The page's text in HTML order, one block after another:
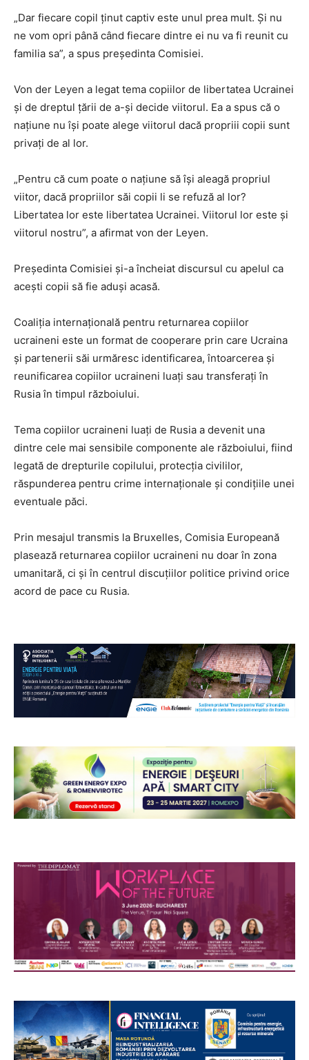
„Dar fiecare copil ținut captiv este unul prea mult. Și nu
ne vom opri până când fiecare dintre ei nu va fi reunit cu
familia sa”, a spus președinta Comisiei.
Von der Leyen a legat tema copiilor de libertatea Ucrainei
și de dreptul țării de a-și decide viitorul. Ea a spus că o
națiune nu își poate alege viitorul dacă propriii copii sunt
privați de al lor.
„Pentru că cum poate o națiune să își aleagă propriul
viitor, dacă propriilor săi copii li se refuză al lor?
Libertatea lor este libertatea Ucrainei. Viitorul lor este și
viitorul nostru”, a afirmat von der Leyen.
Președinta Comisiei și-a încheiat discursul cu apelul ca
acești copii să fie aduși acasă.
Coaliția internațională pentru returnarea copiilor
ucraineni este un format de cooperare prin care Ucraina
și partenerii săi urmăresc identificarea, întoarcerea și
reunificarea copiilor ucraineni luați sau transferați în
Rusia în timpul războiului.
Tema copiilor ucraineni luați de Rusia a devenit una
dintre cele mai sensibile componente ale războiului, fiind
legată de drepturile copilului, protecția civililor,
răspunderea pentru crime internaționale și condițiile unei
eventuale păci.
Prin mesajul transmis la Bruxelles, Comisia Europeană
plasează returnarea copiilor ucraineni nu doar în zona
umanitară, ci și în centrul discuțiilor politice privind orice
acord de pace cu Rusia.